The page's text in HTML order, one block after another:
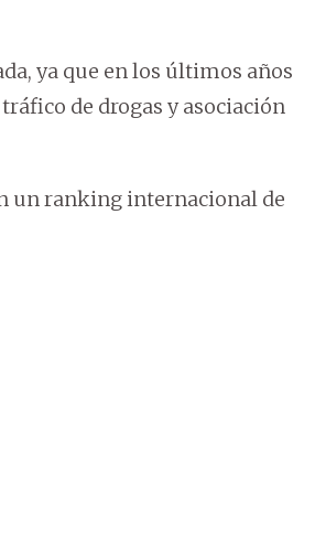
ya que en los últimos años
de drogas y asociación
un ranking internacional de